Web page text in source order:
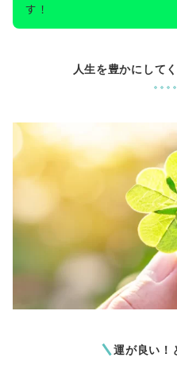
す！
人生を豊かにして
運が良い！